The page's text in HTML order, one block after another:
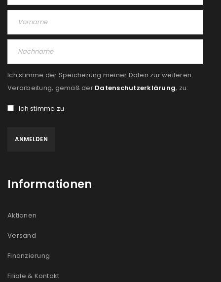
Ich stimme der Speicherung meiner Daten zur weiteren
Verarbeitung, gemäß der Datenschutzerklärung, zu:
Ich stimme zu
Informationen
Aktionen
Versand
Finanzierung
Filiale & Kontakt